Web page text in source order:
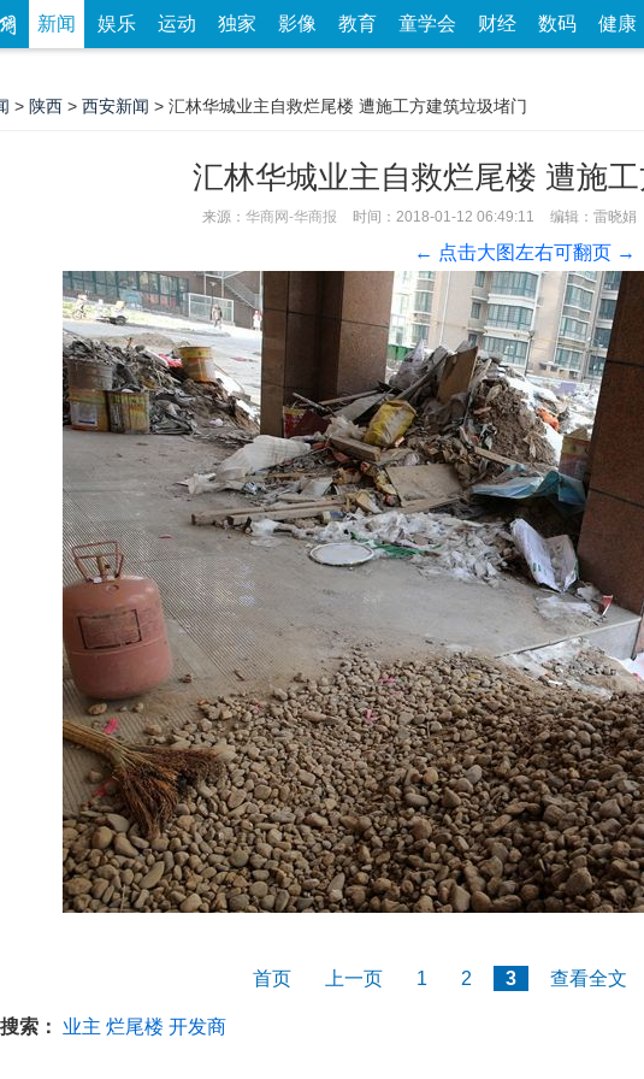
新闻 娱乐 运动 独家 影像 教育 童学会 财经 数码 健康
> 陕西 > 西安新闻 > 汇林华城业主自救烂尾楼 遭施工方建筑垃圾堵门
汇林华城业主自救烂尾楼 遭施
来源： 华商网-华商报 时间：2018-01-12 06:49:11 编辑：雷晓娟
← 点击大图左右可翻页 →
首页 上一页 1 2 3 查看全文
索： 业主 烂尾楼 开发商